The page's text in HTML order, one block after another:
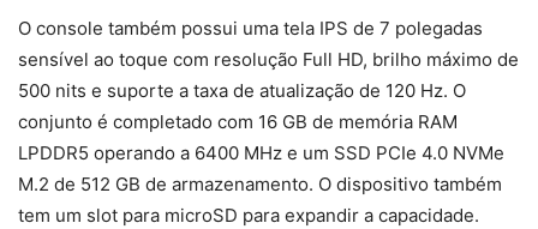
O console também possui uma tela IPS de 7 polegadas
sensível ao toque com resolução Full HD, brilho máximo de
500 nits e suporte a taxa de atualização de 120 Hz. O
conjunto é completado com 16 GB de memória RAM
LPDDR5 operando a 6400 MHz e um SSD PCIe 4.0 NVMe
M.2 de 512 GB de armazenamento. O dispositivo também
tem um slot para microSD para expandir a capacidade.